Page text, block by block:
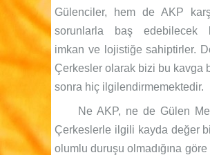
Gülenciler, hem de AKP
sorunlarla baş edebilecek
imkan ve lojistiğe sahiptirler.
Çerkesler olarak bizi bu kavga
sonra hiç ilgilendirmemektedir.
Ne AKP, ne de Gülen
Çerkeslerle ilgili kayda değer
olumlu duruşu olmadığına